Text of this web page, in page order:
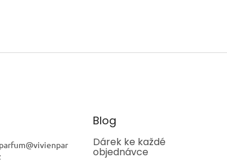
@vivienpar
Blog
Dárek ke každé
objednávce